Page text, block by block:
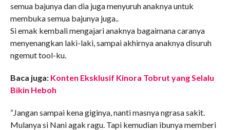
semua bajunya dan dia juga menyuruh anaknya untuk
membuka semua bajunya juga..
Si emak kembali mengajari anaknya bagaimana caranya
menyenangkan laki-laki, sampai akhirnya anaknya disuruh
ngemut tool-ku.
Baca juga: Konten Eksklusif Kinora Tobrut yang Selalu
Bikin Heboh
“Jangan sampai kena giginya, nanti masnya ngrasa sakit.
Mulanya si Nani agak ragu. Tapi kemudian ibunya memberi